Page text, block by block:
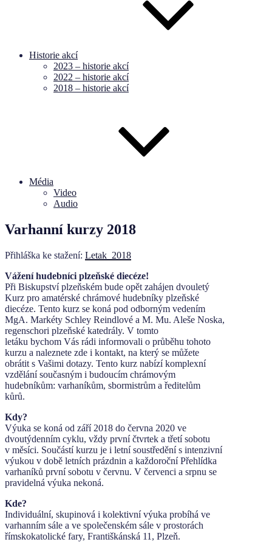
Historie akcí
2023 – historie akcí
2022 – historie akcí
2018 – historie akcí
Média
Video
Audio
Varhanní kurzy 2018
Přihláška ke stažení: Letak_2018
Vážení hudebníci plzeňské diecéze!
Při Biskupství plzeňském bude opět zahájen dvouletý
Kurz pro amatérské chrámové hudebníky plzeňské
diecéze. Tento kurz se koná pod odborným vedením
MgA. Markéty Schley Reindlové a M. Mu. Aleše Noska,
regenschori plzeňské katedrály. V tomto
letáku bychom Vás rádi informovali o průběhu tohoto
kurzu a naleznete zde i kontakt, na který se můžete
obrátit s Vašimi dotazy. Tento kurz nabízí komplexní
vzdělání současným i budoucím chrámovým
hudebníkům: varhaníkům, sbormistrům a ředitelům
kůrů.
Kdy?
Výuka se koná od září 2018 do června 2020 ve
dvoutýdenním cyklu, vždy první čtvrtek a třetí sobotu
v měsíci. Součástí kurzu je i letní soustředění s intenzivní
výukou v době letních prázdnin a každoroční Přehlídka
varhaníků první sobotu v červnu. V červenci a srpnu se
pravidelná výuka nekoná.
Kde?
Individuální, skupinová i kolektivní výuka probíhá ve
varhanním sále a ve společenském sále v prostorách
římskokatolické fary, Františkánská 11, Plzeň.